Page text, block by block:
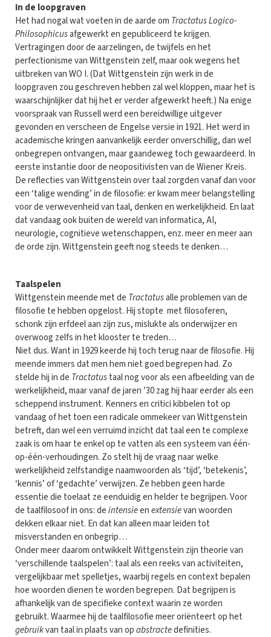
In de loopgraven
Het had nogal wat voeten in de aarde om Tractatus Logico-
Philosophicusafgewerkt en gepubliceerd te krijgen.
Vertragingen door de aarzelingen, de twijfels en het
perfectionisme van Wittgenstein zelf, maar ook wegens het
uitbreken van WO I. (Dat Wittgenstein zijn werk in de
loopgraven zou geschreven hebben zal wel kloppen, maar het is
waarschijnlijker dat hij het er verder afgewerkt heeft.) Na enige
voorspraak van Russell werd een bereidwillige uitgever
gevonden en verscheen de Engelse versie in 1921. Het werd in
academische kringen aanvankelijk eerder onverschillig, dan wel
onbegrepen ontvangen, maar gaandeweg toch gewaardeerd. In
eerste instantie door de neopositivisten van de Wiener Kreis.
De reflecties van Wittgenstein over taal zorgden vanaf dan voor
een ‘talige wending’ in de filosofie: er kwam meer belangstelling
voor de verwevenheid van taal, denken en werkelijkheid. En laat
dat vandaag ook buiten de wereld van informatica, AI,
neurologie, cognitieve wetenschappen, enz. meer en meer aan
de orde zijn. Wittgenstein geeft nog steeds te denken…
Taalspelen
Wittgenstein meende met de Tractatusalle problemen van de
filosofie te hebben opgelost. Hij stopte met filosoferen,
schonk zijn erfdeel aan zijn zus, mislukte als onderwijzer en
overwoog zelfs in het klooster te treden…
Niet dus. Want in 1929 keerde hij toch terug naar de filosofie. Hij
meende immers dat men hem niet goed begrepen had. Zo
stelde hij in de Tractatustaal nog voor als een afbeelding van de
werkelijkheid, maar vanaf de jaren ’30 zag hij haar eerder als een
scheppend instrument. Kenners en critici kibbelen tot op
vandaag of het toen een radicale ommekeer van Wittgenstein
betreft, dan wel een verruimd inzicht dat taal een te complexe
zaak is om haar te enkel op te vatten als een systeem van één-
op-één-verhoudingen. Zo stelt hij de vraag naar welke
werkelijkheid zelfstandige naamwoorden als ‘tijd’, ‘betekenis’,
‘kennis’ of ‘gedachte’ verwijzen. Ze hebben geen harde
essentie die toelaat ze eenduidig en helder te begrijpen. Voor
de taalfilosoof in ons: deintensieenextensievan woorden
dekken elkaar niet. En dat kan alleen maar leiden tot
misverstanden en onbegrip…
Onder meer daarom ontwikkelt Wittgenstein zijn theorie van
‘verschillende taalspelen’: taal als een reeks van activiteiten,
vergelijkbaar met spelletjes, waarbij regels en context bepalen
hoe woorden dienen te worden begrepen. Dat begrijpen is
afhankelijk van de specifieke context waarin ze worden
gebruikt. Waarmee hij de taalfilosofie meer oriënteert op het
gebruikvan taal in plaats van opabstractedefinities.